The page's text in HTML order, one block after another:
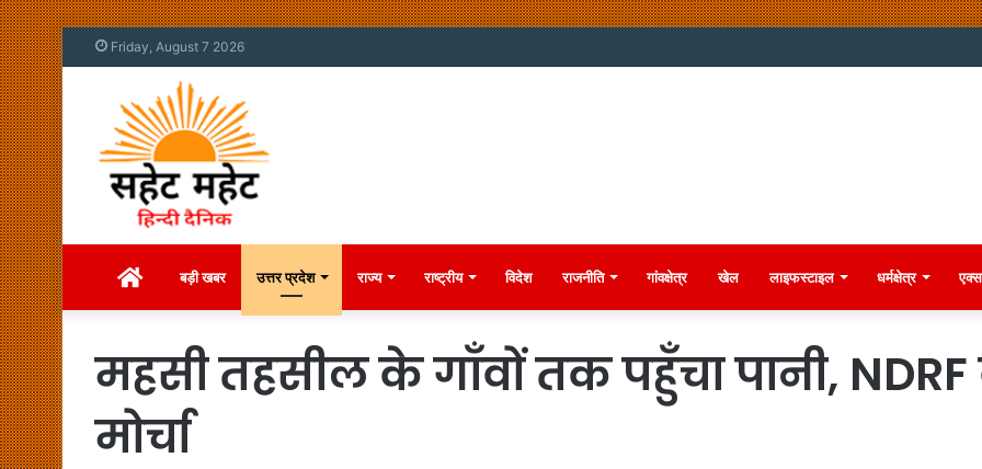
Friday, August 7 2026
Homeबड़ी खबर उत्तर प्रदेश राज्य राष्ट्रीय विदेश राजनीति गांवक्षेत्र खेल लाइफस्टाइल धर्मक्षेत्र
महसी तहसील के गाँवों तक पहुँचा पानी,
मोर्चा